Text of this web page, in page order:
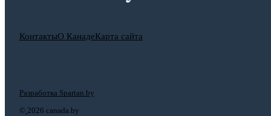
КонтактыО КанадеКарта сайта
© 2026 canada.by
Разработка Spartan.by